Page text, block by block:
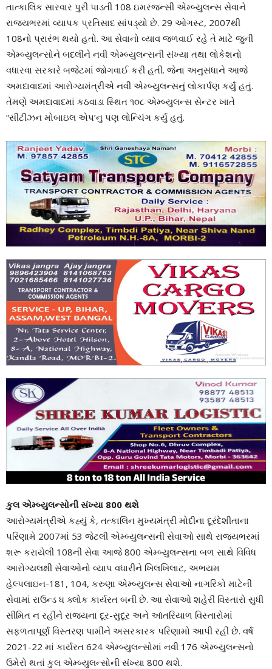
તાત્કાલિક સારવાર પુરી પાડતી 108 ઇમરજન્સી એમ્બ્યુલન્સ સેવાને
રાજ્યભરમાં વ્યાપક પ્રતિસાદ સાંપડ્યો છે. 29 ઓગસ્ટ, 2007થી
108નો પ્રારંભ થયો હતો. આ સેવાનો વ્યાવ જળવાઈ રહે તે માટે જુની
એમ્બ્યુલન્સોને બદલીને નવી એમ્બ્યુલન્સની સંખ્યા તથા લોકેશનો
વધારવા સરકારે બજેટમાં જોગવાઈ કરી હતી. જેના અનુસંધાને આજે
અમદાવાદમાં આરોગ્યમંત્રીએ નવી એમ્બ્યુલન્સનું લોકાર્પણ કર્યું હતું.
તેમણે અમદાવાદમાં કઠવાડા સ્થિત ૧૦૮ એમ્બ્યુલન્સ સેન્ટર ખાતે
“સીટીઝન મોબાઇલ એપ’નુ પણ લોન્ચિંગ કર્યું હતું.
કુલ એમ્બ્યુલન્સોની સંખ્યા 800 થશે
આરોગ્યમંત્રીએ કહ્યું કે, તત્કાલિન મુખ્યમંત્રી મોદીના દૂરંદેશીતાના
પરિણામે 2007માં 53 જેટલી એમ્બ્યુલન્સની સેવાઓ સાથે રાજ્યભરમાં
શરૂ કરાયેલી 108ની સેવા આજે 800 એમ્બ્યુલન્સના બળ સાથે વિવિધ
આરોગ્યલક્ષી સેવાઓનો વ્યાપ વધારીને ખિલખિલાટ, અભયમ
હેલ્પલાઇન-181, 104, કરુણા એમ્બ્યુલન્સ સેવાઓ નાગરિકો માટેની
સેવામાં રાઉન્ડ ધ ક્લોક કાર્યરત બની છે. આ સેવાઓ શહેરી વિસ્તારો સુધી
સીમિત ન રહીને રાજ્યના દૂર-સુદૂર અને આંતરિયાળ વિસ્તારોમાં
સફળતાપૂર્ણ વિસ્તરણ પામીને અસરકારક પરિણામો આપી રહી છે. વર્ષ
2021-22 માં કાર્યરત 624 એમ્બ્યુલન્સોમાં નવી 176 એમ્બ્યુલન્સનો
ઉમેરો થતાં કુલ એમ્બ્યુલન્સોની સંખ્યા 800 થશે.